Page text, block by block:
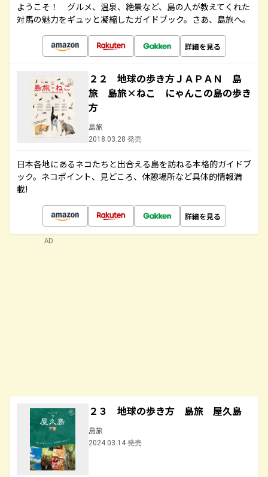
ようこそ！ グルメ、温泉、絶景など、島の人が教えてくれた
対馬の魅力をギュッと凝縮したガイドブック。さあ、島旅へ。
詳細を見る
２２ 地球の歩き方ＪＡＰＡＮ 島
旅 島旅×ねこ にゃんこの島の歩き
方
島旅
2018.03.28 発売
日本各地にあるネコたちと出合える島を訪ねる本格的ガイドブ
ック。ネコポイント、見どころ、休憩場所など具体的情報満
載!
詳細を見る
２３ 地球の歩き方 島旅 屋久島
島旅
2024.03.14 発売
AD